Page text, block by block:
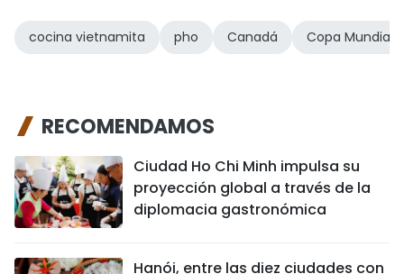
cocina vietnamita pho Canadá Copa Mundial
RECOMENDAMOS
Ciudad Ho Chi Minh impulsa su
proyección global a través de la
diplomacia gastronómica
Hanói, entre las diez ciudades con